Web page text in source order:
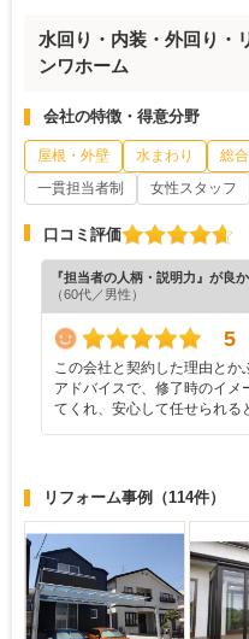
水回り・内装・外回り・
ンワホーム
会社の特徴・得意分野
屋根・外壁 水まわり 総
一貫担当者制
女性スタッフ
口コミ評価
『担当者の人柄・説明力』が良
（60代／男性）
5
この会社と契約した理由と
アドバイスで、修了時のイメ
てくれ、安心して任せられ
リフォーム事例 （114件）